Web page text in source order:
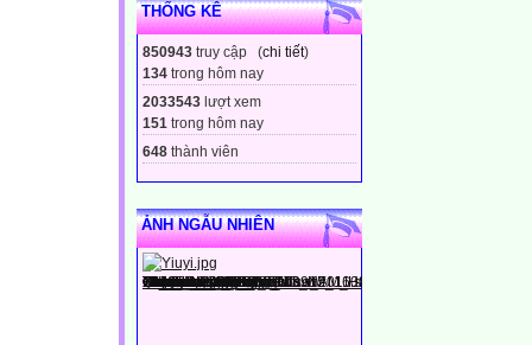
THỐNG KÊ
850943 truy cập (chi tiết)
134 trong hôm nay
2033543 lượt xem
151 trong hôm nay
648 thành viên
ẢNH NGẪU NHIÊN